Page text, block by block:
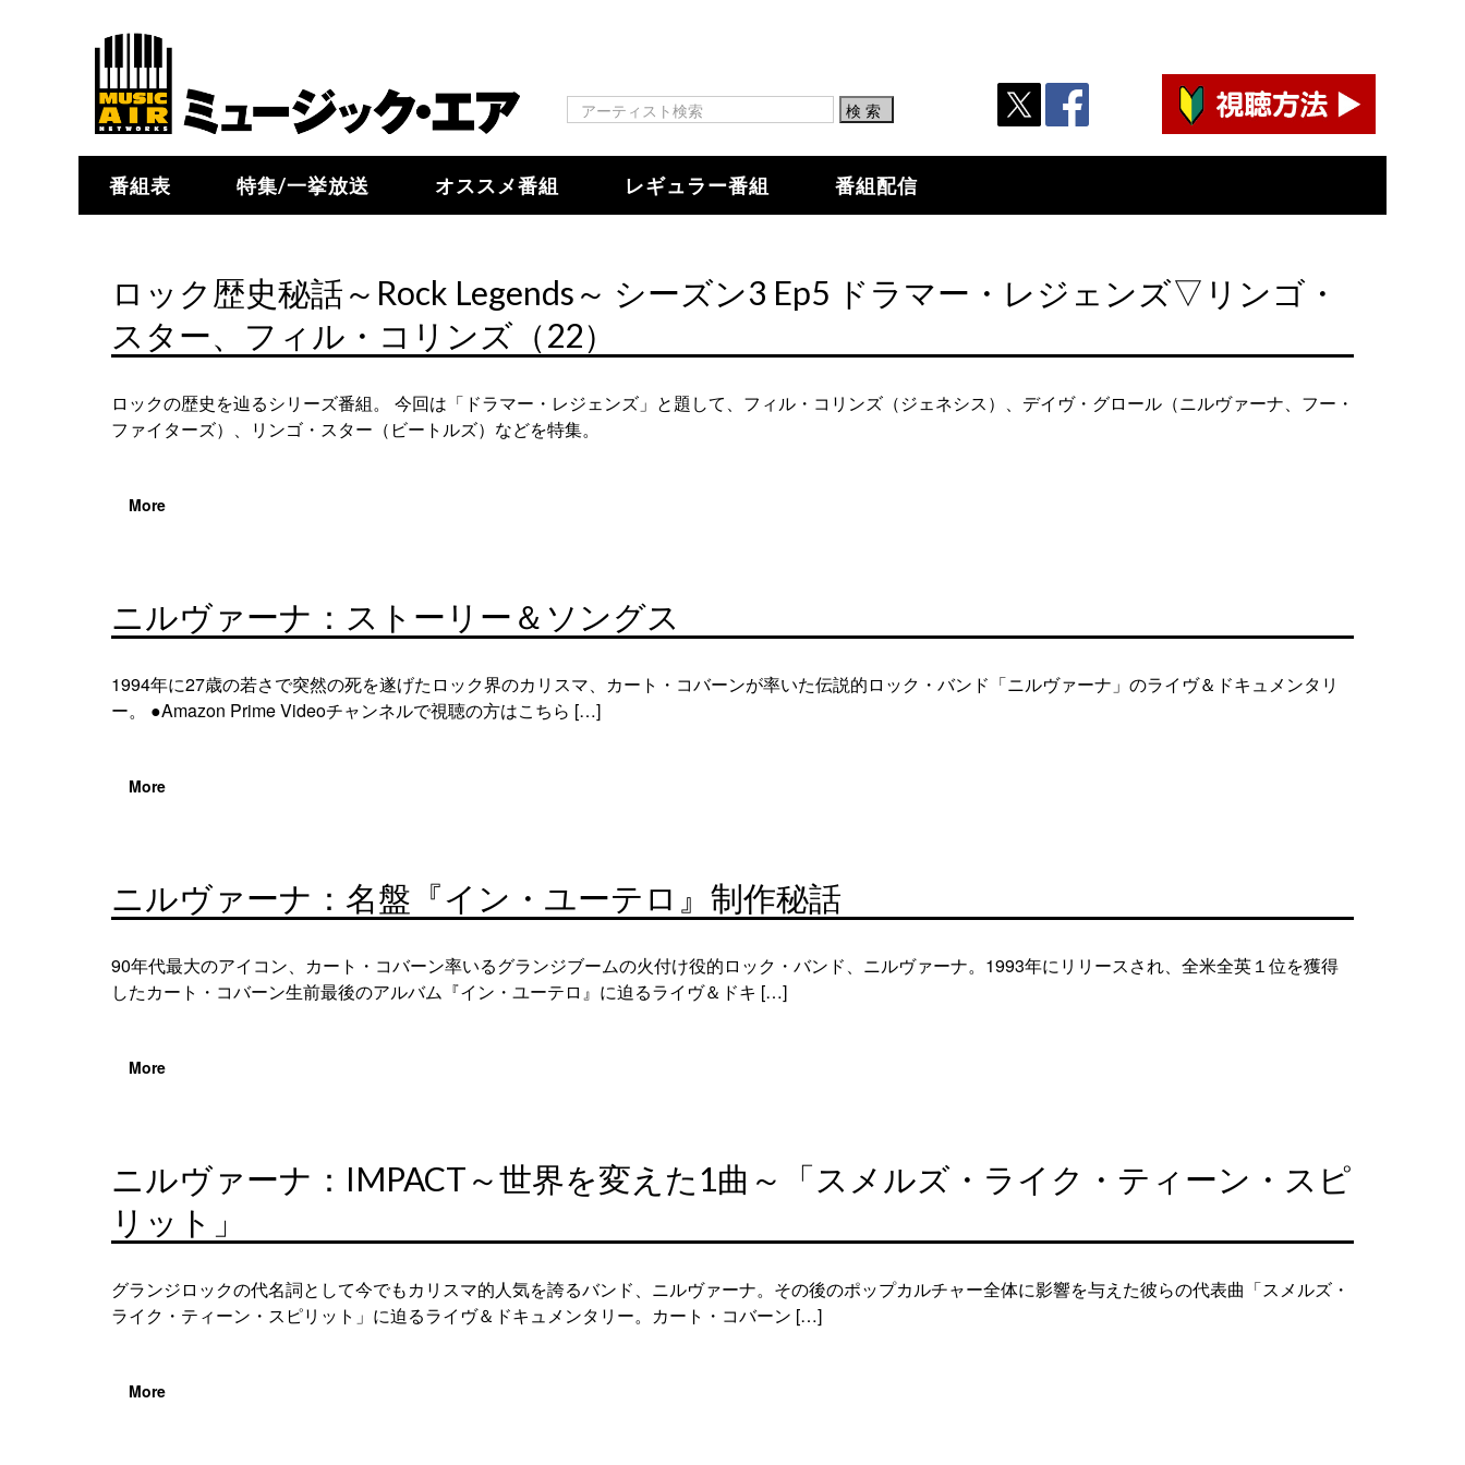
番組表 特集/一挙放送 オススメ番組 レギュラー番組 番組配信
ロック歴史秘話～Rock Legends～ シーズン3 Ep5 ドラマー・レジェンズ▽リンゴ・
スター、フィル・コリンズ（22）
ロックの歴史を辿るシリーズ番組。 今回は「ドラマー・レジェンズ」と題して、フィル・コリンズ（ジェネシス）、デイヴ・グロール（ニルヴァーナ、フー・
ファイターズ）、リンゴ・スター（ビートルズ）などを特集。
More
ニルヴァーナ：ストーリー＆ソングス
1994年に27歳の若さで突然の死を遂げたロック界のカリスマ、カート・コバーンが率いた伝説的ロック・バンド「ニルヴァーナ」のライヴ＆ドキュメンタリ
ー。 ●Amazon Prime Videoチャンネルで視聴の方はこちら […]
More
ニルヴァーナ：名盤『イン・ユーテロ』制作秘話
90年代最大のアイコン、カート・コバーン率いるグランジブームの火付け役的ロック・バンド、ニルヴァーナ。1993年にリリースされ、全米全英１位を獲得
したカート・コバーン生前最後のアルバム『イン・ユーテロ』に迫るライヴ＆ドキ […]
More
ニルヴァーナ：IMPACT～世界を変えた1曲～「スメルズ・ライク・ティーン・スピ
リット」
グランジロックの代名詞として今でもカリスマ的人気を誇るバンド、ニルヴァーナ。その後のポップカルチャー全体に影響を与えた彼らの代表曲「スメルズ・
ライク・ティーン・スピリット」に迫るライヴ＆ドキュメンタリー。カート・コバーン […]
More